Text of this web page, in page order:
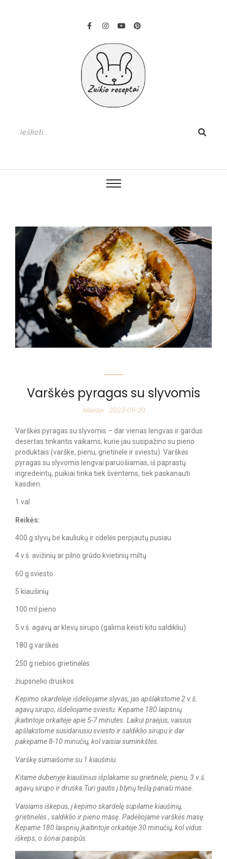
Varškės pyragas su slyvomis
Jolanta- 2023-09-20
Varškės pyragas su slyvomis – dar vienas lengvas ir gardus
desertas tinkantis vaikams, kurie jau susipažino su pieno
produktais (varške, pienu, grietinėle ir sviestu). Varškės
pyragas su slyvomis lengvai paruošiamas, iš paprastų
ingredeintų, puikiai tinka tiek šventėms, tiek paskanauti
kasdien.
1 val
Reikės:
400 g slyvų be kauliukų ir odelės perpjautų pusiau
4 v.š. avižinių ar pilno grūdo kvietinių miltų
60 g sviesto
5 kiaušinių
100 ml pieno
5 v.š. agavų ar klevų sirupo (galima keisti kitu saldikliu)
180 g varškės
250 g riebios grietinėlės
žiupsnelio druskos
Kepimo skardelėje išdeliojame slyvas, jas apšlakstome 2 v.š.
agavų sirupo, išdeliojame sviestu. Kepame 180 laipsnių
įkaitintoje orkaitėje apie 5-7 minutes. Laikui praėjus, vaisius
apšlakstome susidariusiu sviesto ir saldiklio sirupu ir dar
pakepame 8-10 minučių, kol vaisiai suminkštės.
Varškę sumaišome su 1 kiaušiniu.
Kitame dubenyje kiaušinius išplakame su grietinėle, pienu, 3 v.š.
agavų sirupo ir druska.Turi gautis į blynų tešlą panaši masė.
Vaisiams iškepus, į kepimo skardelę supilame kiaušinių,
grietinėlės , saldiklio ir pieno masę. Padėliojame varškės masę.
Kepame 180 laispnių įkaitintoje orkaitėje 30 minučių, kol vidus
iškeps, o šonai pasipūs.